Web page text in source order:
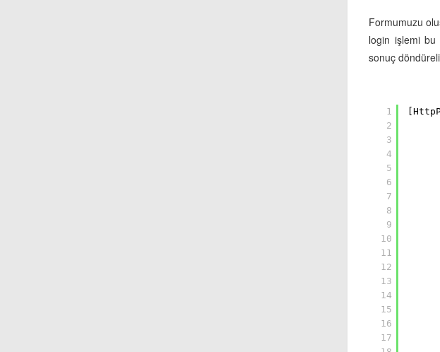
Formumuzu
login işlemi bu
sonuç
1
2
3
4
5
6
7
8
9
10
11
12
13
14
15
16
17